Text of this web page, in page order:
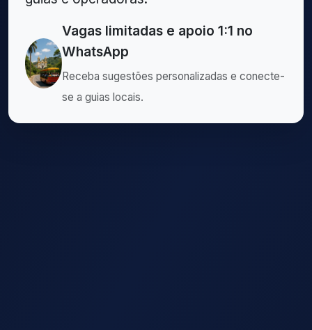
Vagas limitadas e apoio 1:1 no
WhatsApp
Receba sugestões personalizadas e conecte-
se a guias locais.